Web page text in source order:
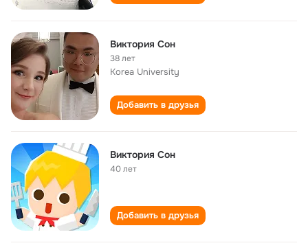
Виктория Сон
38 лет
Korea University
Добавить в друзья
Виктория Сон
40 лет
Добавить в друзья